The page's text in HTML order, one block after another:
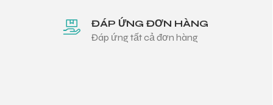
ĐÁP ỨNG ĐƠN HÀNG
Đáp ứng tất cả đơn hàng